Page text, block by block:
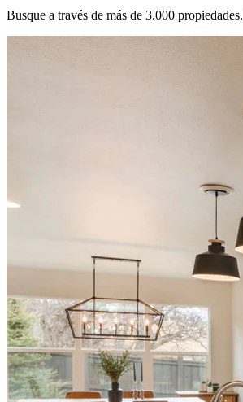
Busque a través de más de 3.000 propiedades.